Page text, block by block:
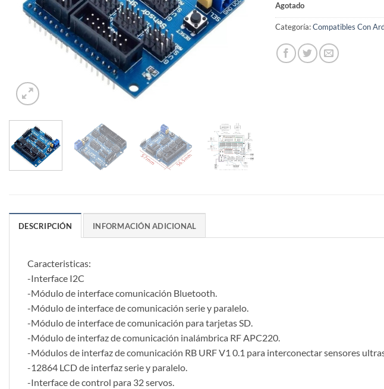
Agotado
Categoría:Compatibles Con
DESCRIPCIÓN INFORMACIÓN ADICIONAL
Caracteristicas:
-Interface I2C
-Módulo de interface comunicación Bluetooth.
-Módulo de interface de comunicación serie y paralelo.
-Módulo de interface de comunicación para tarjetas SD.
-Módulo de interfaz de comunicación inalámbrica RF APC220.
-Módulos de interfaz de comunicación RB URF V1 0.1 para interconectar sensores
-12864 LCD de interfaz serie y paralelo.
-Interface de control para 32 servos.